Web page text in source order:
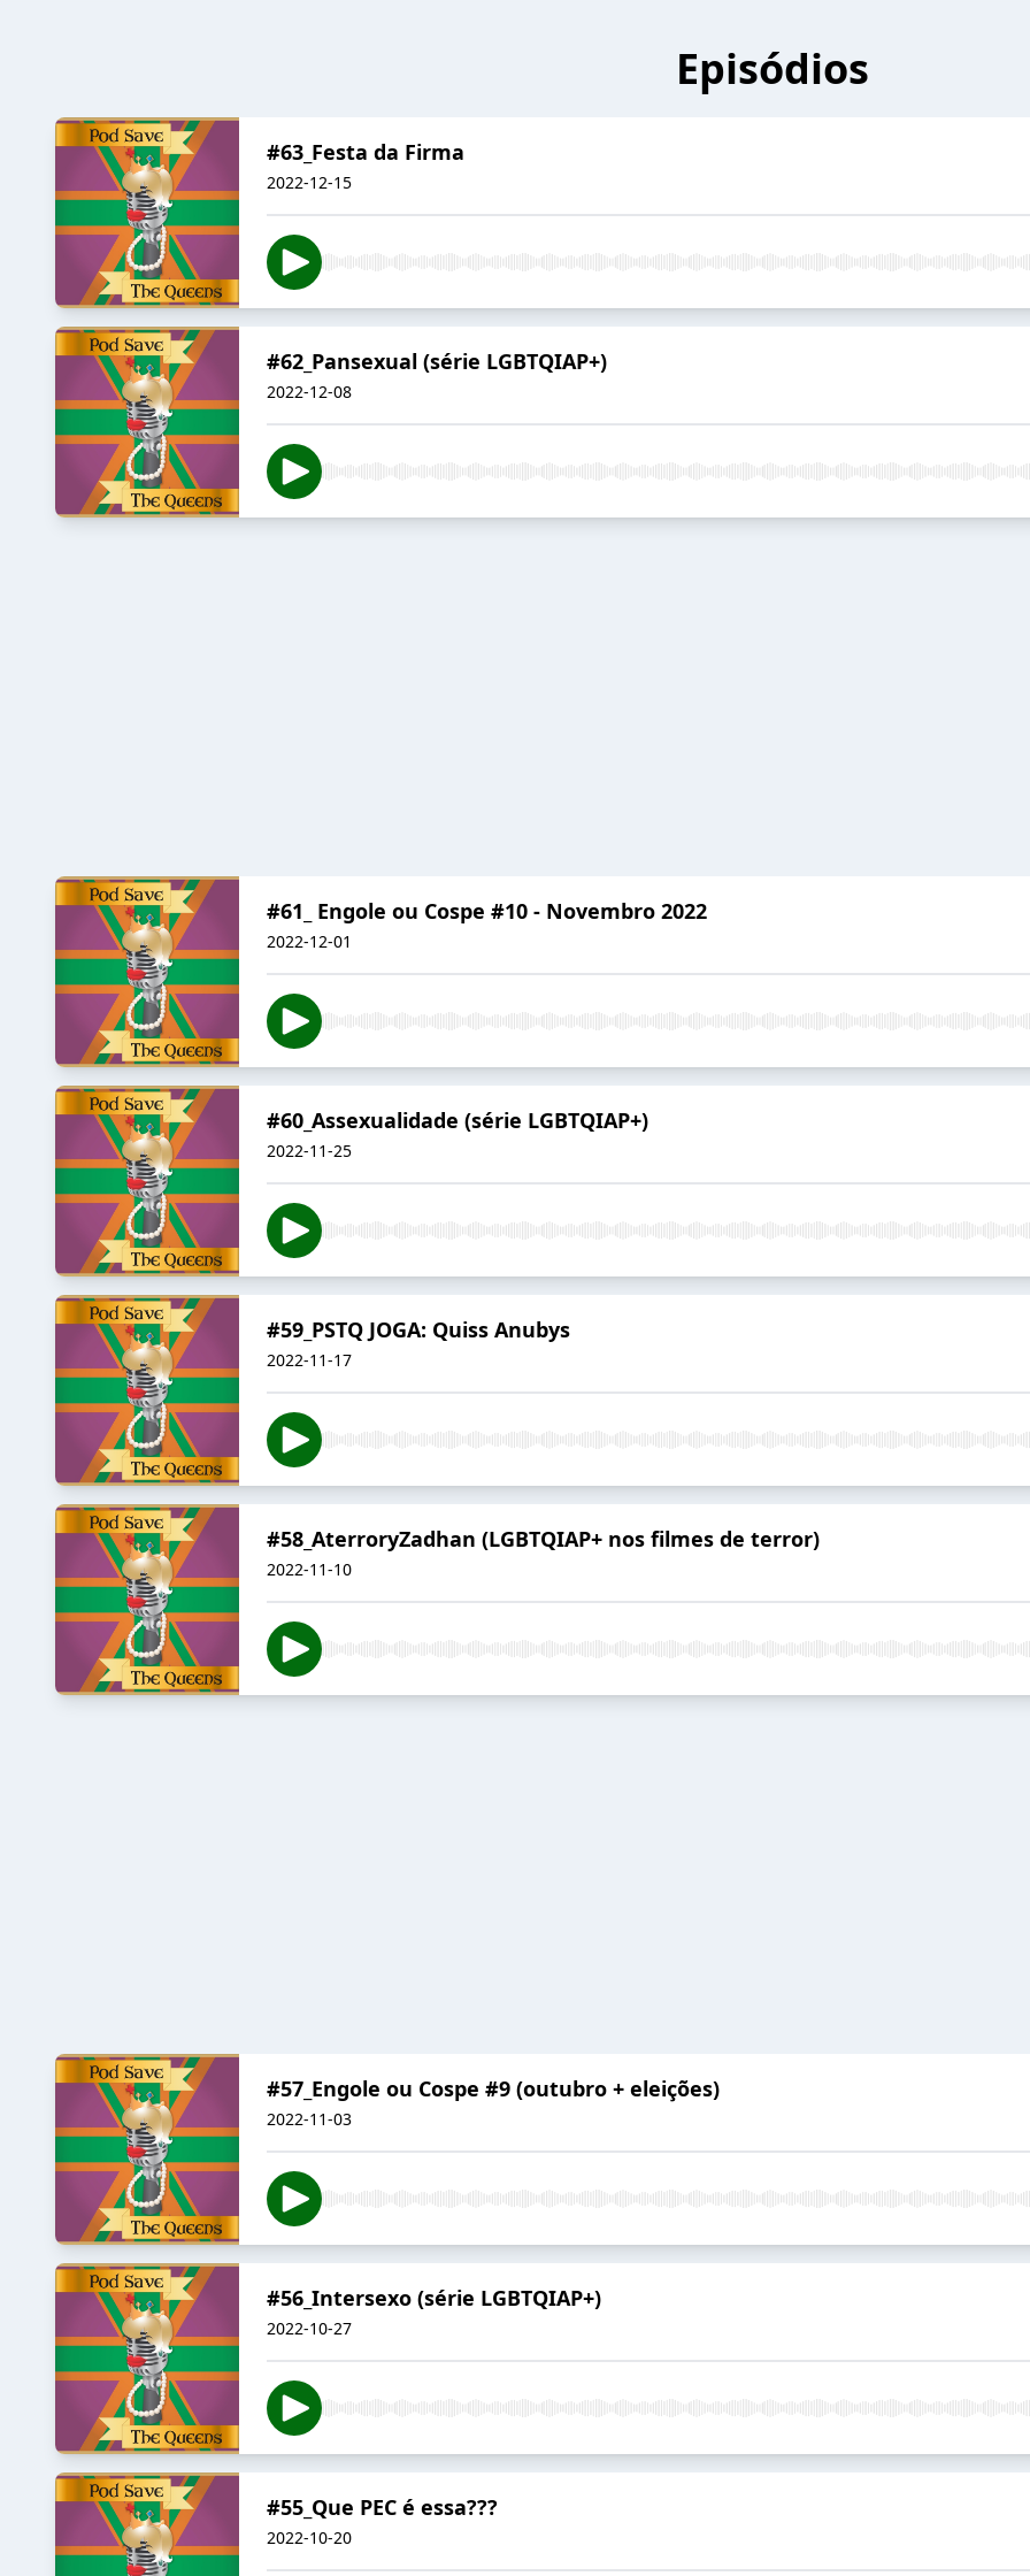
Episódios
#63_Festa da Firma
2022-12-15
#62_Pansexual (série LGBTQIAP+)
2022-12-08
#61_ Engole ou Cospe #10 - Novembro 2022
2022-12-01
#60_Assexualidade (série LGBTQIAP+)
2022-11-25
#59_PSTQ JOGA: Quiss Anubys
2022-11-17
#58_AterroryZadhan (LGBTQIAP+ nos filmes de terror)
2022-11-10
#57_Engole ou Cospe #9 (outubro + eleições)
2022-11-03
#56_Intersexo (série LGBTQIAP+)
2022-10-27
#55_Que PEC é essa???
2022-10-20